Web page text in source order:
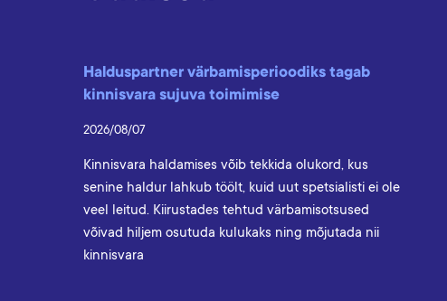
Halduspartner värbamisperioodiks tagab
kinnisvara sujuva toimimise
2026/08/07
Kinnisvara haldamises võib tekkida olukord, kus
senine haldur lahkub töölt, kuid uut spetsialisti ei ole
veel leitud. Kiirustades tehtud värbamisotsused
võivad hiljem osutuda kulukaks ning mõjutada nii
kinnisvara